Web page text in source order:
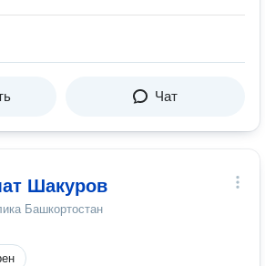
Чат
Шакуров
Башкортостан